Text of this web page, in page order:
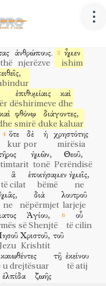
gatshëm
εἶναι,
ἀνθρώπους.
njerëzve
ἦμεν
ishim
ἐπιθυμίαις
dëshirimeve
καὶ
dhe
καὶ φθόνῳ
smirë
διάγοντες,
duke kaluar
ὅτε
kur
δὲ
por
ἡ χρηστότης
mirësia
ἡμῶν,
tonë
Θεοῦ,
Perëndisë
ἃ
të cilat
ἐποιήσαμεν
bëmë
ἡμεῖς,
ne
ne
διὰ
nëpërmjet
λουτροῦ
larjeje
Ἁγίου,
së Shenjtë
οὗ
të cilin
Jezu
Χριστοῦ,
Krishtit
τοῦ
u drejtësuar
τῇ ἐκείνου
të atij
ἐλπίδα ζωῆς
dhe
që të jenë të
gatshëm
përflasin askënd,